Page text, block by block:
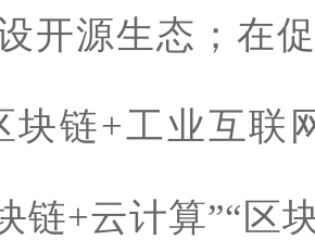
开源生态；在
块链+工业互联
链+云计算”“区